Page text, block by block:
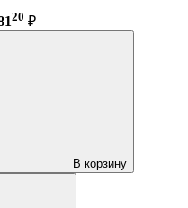
20 ₽
В корзину